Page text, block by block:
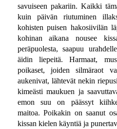
savuiseen pakariin. Kaikki
kuin päivän riutuminen
kohisten puisen hakosiivilän
kohinan aikana nousee
peräpuolesta, saapuu
äidin liepeitä. Harmaat,
poikaset, joiden silmäraot
aukenivat, lähtevät nekin
kimeästi maukuen ja
emon suu on päässyt
maitoa. Poikakin on saanut
kissan kielen käyntiä ja